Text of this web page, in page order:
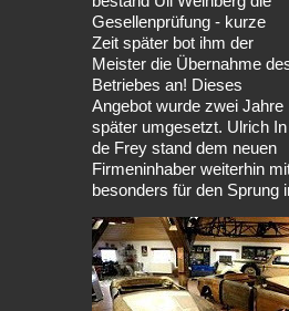
Gesellenprüfung - kurze
Zeit später bot ihm der
Meister die Übernahme
Betriebes an! Dieses
Angebot wurde zwei Jahre
später umgesetzt. Ulrich In
de Frey stand dem neuen
Firmeninhaber weiterhin
besonders für den Sprung